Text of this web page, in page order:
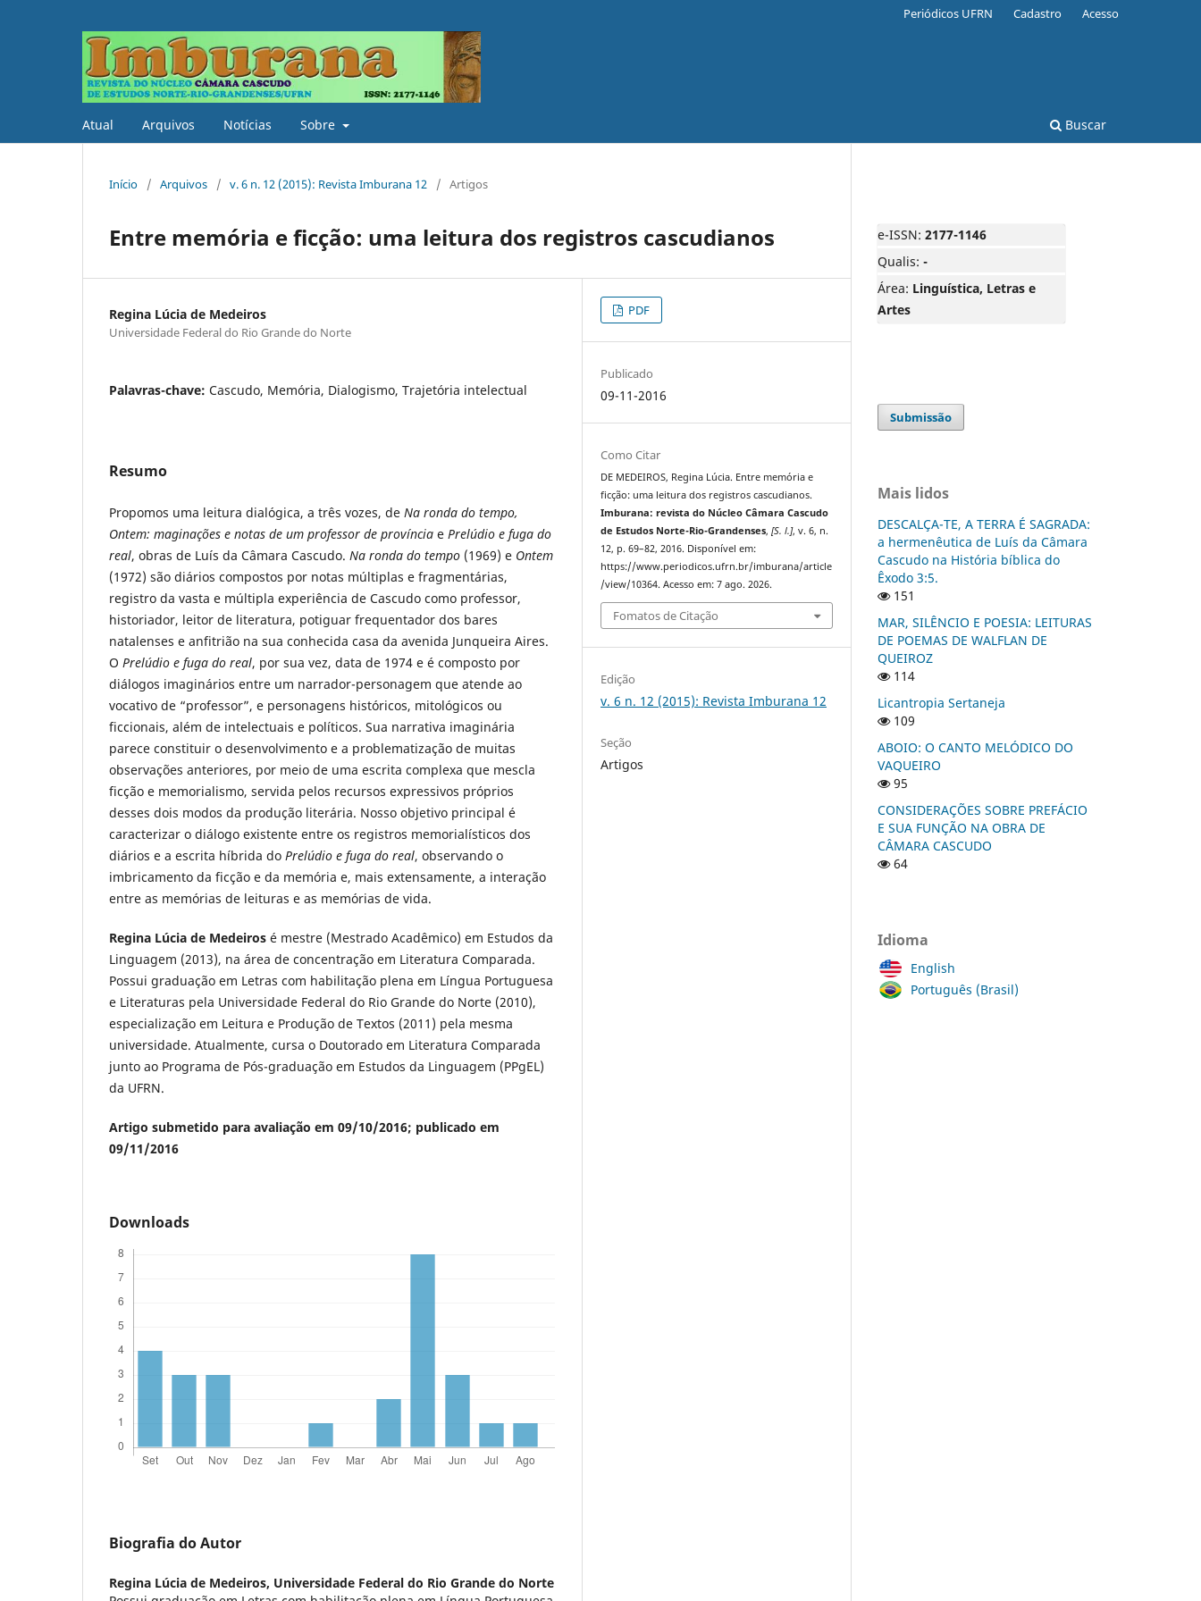
Atual Arquivos Notícias Sobre Buscar
Periódicos UFRN Cadastro Acesso
Início / Arquivos / v. 6 n. 12 (2015): Revista Imburana 12 / Artigos
Entre memória e ficção: uma leitura dos registros cascudianos
Regina Lúcia de Medeiros
Universidade Federal do Rio Grande do Norte
Palavras-chave: Cascudo, Memória, Dialogismo, Trajetória intelectual
Resumo
Propomos uma leitura dialógica, a três vozes, de Na ronda do tempo,
Ontem: maginações e notas de um professor de província e Prelúdio e fuga do
real, obras de Luís da Câmara Cascudo. Na ronda do tempo (1969) e Ontem
(1972) são diários compostos por notas múltiplas e fragmentárias,
registro da vasta e múltipla experiência de Cascudo como professor,
historiador, leitor de literatura, potiguar frequentador dos bares
natalenses e anfitrião na sua conhecida casa da avenida Junqueira Aires.
O Prelúdio e fuga do real, por sua vez, data de 1974 e é composto por
diálogos imaginários entre um narrador-personagem que atende ao
vocativo de “professor”, e personagens históricos, mitológicos ou
ficcionais, além de intelectuais e políticos. Sua narrativa imaginária
parece constituir o desenvolvimento e a problematização de muitas
observações anteriores, por meio de uma escrita complexa que mescla
ficção e memorialismo, servida pelos recursos expressivos próprios
desses dois modos da produção literária. Nosso objetivo principal é
caracterizar o diálogo existente entre os registros memorialísticos dos
diários e a escrita híbrida do Prelúdio e fuga do real, observando o
imbricamento da ficção e da memória e, mais extensamente, a interação
entre as memórias de leituras e as memórias de vida.
Regina Lúcia de Medeiros é mestre (Mestrado Acadêmico) em Estudos da
Linguagem (2013), na área de concentração em Literatura Comparada.
Possui graduação em Letras com habilitação plena em Língua Portuguesa
e Literaturas pela Universidade Federal do Rio Grande do Norte (2010),
especialização em Leitura e Produção de Textos (2011) pela mesma
universidade. Atualmente, cursa o Doutorado em Literatura Comparada
junto ao Programa de Pós-graduação em Estudos da Linguagem (PPgEL)
da UFRN.
Artigo submetido para avaliação em 09/10/2016; publicado em
09/11/2016
Downloads
Biografia do Autor
Regina Lúcia de Medeiros, Universidade Federal do Rio Grande do Norte
PDF
Publicado
09-11-2016
Como Citar
DE MEDEIROS, Regina Lúcia. Entre memória e
ficção: uma leitura dos registros cascudianos.
Imburana: revista do Núcleo Câmara Cascudo
de Estudos Norte-Rio-Grandenses,[S. l.], v. 6, n.
12, p. 69–82, 2016. Disponível em:
https://www.periodicos.ufrn.br/imburana/article
/view/10364. Acesso em: 7 ago. 2026.
Fomatos de Citação
Edição
v. 6 n. 12 (2015): Revista Imburana 12
Seção
Artigos
e-ISSN: 2177-1146
Qualis: -
Área: Linguística, Letras e
Artes
Submissão
Mais lidos
DESCALÇA-TE, A TERRA É SAGRADA:
a hermenêutica de Luís da Câmara
Cascudo na História bíblica do
Êxodo 3:5.
151
MAR, SILÊNCIO E POESIA: LEITURAS
DE POEMAS DE WALFLAN DE
QUEIROZ
114
Licantropia Sertaneja
109
ABOIO: O CANTO MELÓDICO DO
VAQUEIRO
95
CONSIDERAÇÕES SOBRE PREFÁCIO
E SUA FUNÇÃO NA OBRA DE
CÂMARA CASCUDO
64
Idioma
English
Português (Brasil)